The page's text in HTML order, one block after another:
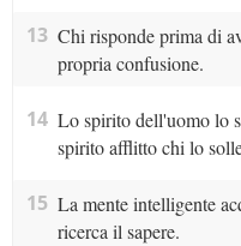
13 Chi risponde prima di
propria confusione.
14 Lo spirito dell'uomo lo
spirito afflitto chi lo
15 La mente intelligente
ricerca il sapere.